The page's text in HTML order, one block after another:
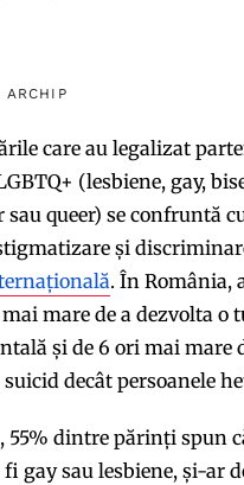
ARCHIP
care au legalizat
(lesbiene, gay,
queer) se confruntă
și
. În România,
mare de a dezvolta o
și de 6 ori mai mare
decât persoanele
55% dintre părinți spun
gay sau lesbiene, și-ar